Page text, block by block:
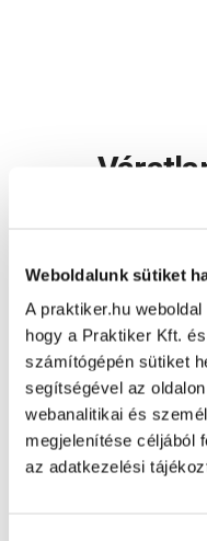
Weboldalunk sütiket
A praktiker.hu
hogy a Praktiker Kft.
számítógépén sütiket
segítségével az
webanalitikai és
megjelenítése céljából
az adatkezelési